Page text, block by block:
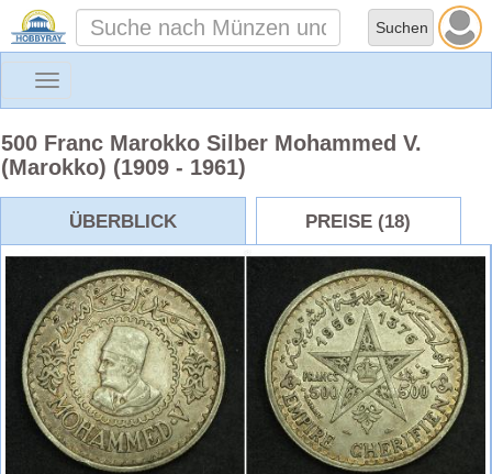
Toggle
500 Franc Marokko Silber Mohammed V.
(Marokko) (1909 - 1961)
ÜBERBLICK PREISE (18)